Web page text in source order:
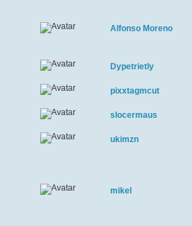
Alfonso Moreno
Dypetrietly
pixxtagmcut
slocermaus
ukimzn
mikel